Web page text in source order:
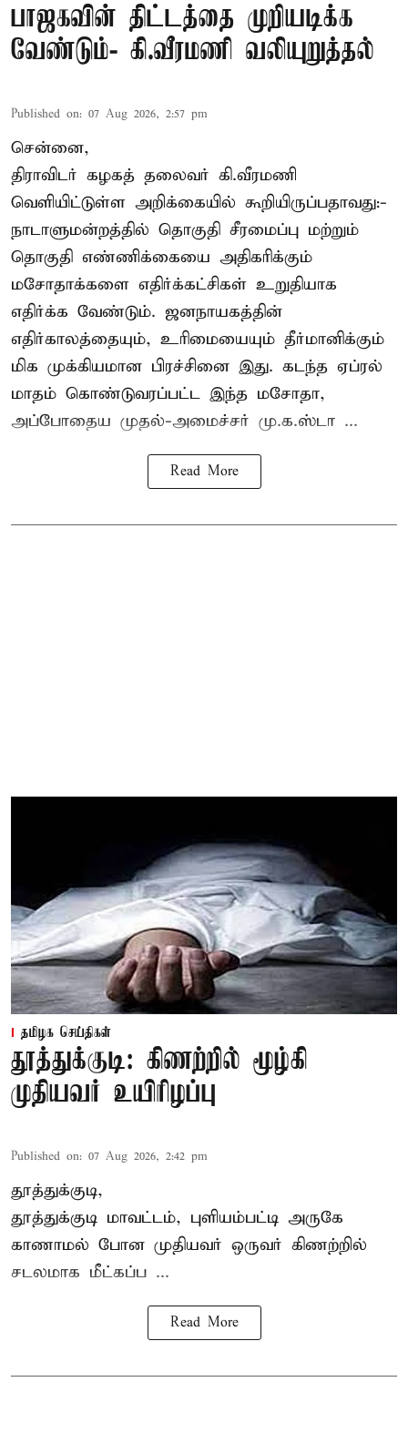
பாஜகவின் திட்டத்தை முறியடிக்க
வேண்டும்- கி.வீரமணி வலியுறுத்தல்
Published on: 07 Aug 2026, 2:57 pm
சென்னை,
திராவிடர் கழகத் தலைவர் கி.வீரமணி
வெளியிட்டுள்ள அறிக்கையில் கூறியிருப்பதாவது:-
நாடாளுமன்றத்தில் தொகுதி சீரமைப்பு மற்றும்
தொகுதி எண்ணிக்கையை அதிகரிக்கும்
மசோதாக்களை எதிர்க்கட்சிகள் உறுதியாக
எதிர்க்க வேண்டும். ஜனநாயகத்தின்
எதிர்காலத்தையும், உரிமையையும் தீர்மானிக்கும்
மிக முக்கியமான பிரச்சினை இது. கடந்த ஏப்ரல்
மாதம் கொண்டுவரப்பட்ட இந்த மசோதா,
அப்போதைய முதல்-அமைச்சர் மு.க.ஸ்டா ...
Read More
தமிழக செய்திகள்
தூத்துக்குடி: கிணற்றில் மூழ்கி
முதியவர் உயிரிழப்பு
Published on: 07 Aug 2026, 2:42 pm
தூத்துக்குடி,
தூத்துக்குடி மாவட்டம், புளியம்பட்டி அருகே
காணாமல் போன முதியவர் ஒருவர் கிணற்றில்
சடலமாக மீட்கப்ப ...
Read More